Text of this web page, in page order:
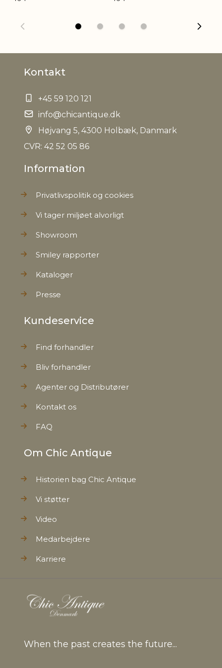
Kontakt
+45 59 120 121
info@chicantique.dk
Højvang 5, 4300 Holbæk, Danmark
CVR: 42 52 05 86
Information
Privatlivspolitik og cookies
Vi tager miljøet alvorligt
Showroom
Smiley rapporter
Kataloger
Presse
Kundeservice
Find forhandler
Bliv forhandler
Agenter og Distributører
Kontakt os
FAQ
Om Chic Antique
Historien bag Chic Antique
Vi støtter
Video
Medarbejdere
Karriere
When the past creates the future...